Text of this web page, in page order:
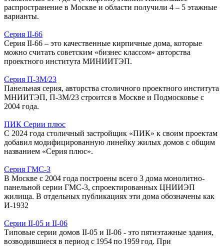
распространение в Москве и области получили 4 – 5 этажные
варианты.
Серия II-66
Серия II-66 – это качественные кирпичные дома, которые
можно считать советским «бизнес классом» авторства
проектного института МИНИИТЭП.
Серия П-3М/23
Панельная серия, авторства столичного проектного института
МНИИТЭП, П-3М/23 строится в Москве и Подмосковье с
2004 года.
ПИК Серии плюс
С 2024 года столичный застройщик «ПИК» к своим проектам
добавил модифицированную линейку жилых домов с общим
названием «Серия плюс».
Серия ГМС-3
В Москве с 2004 года построены всего 3 дома монолитно-
панельной серии ГМС-3, спроектированных ЦНИИЭП
жилища. В отдельных публикациях эти дома обозначены как
И-1932
Серии II-05 и II‑06
Типовые серии домов II-05 и II-06 - это пятиэтажные здания,
возводившиеся в период с 1954 по 1959 год. При